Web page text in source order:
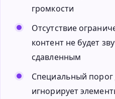
громкости
Отсутствие
контент не будет
сдавленным
Специальный порог
игнорирует